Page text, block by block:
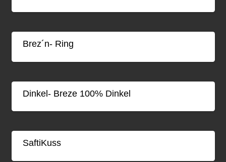
Brez´n- Ring
Dinkel- Breze 100% Dinkel
SaftiKuss